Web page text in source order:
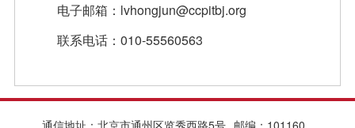
电子邮箱：lvhongjun@ccpitbj.org
联系电话：010-55560563